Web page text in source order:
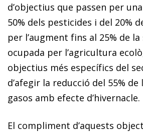
d’objectius que passen per
50% dels pesticides i del 20%
per l’augment fins al 25% de
ocupada per l’agricultura
objectius més específics del
d’afegir la reducció del 55%
gasos amb efecte d’hivernacle.
El compliment d’aquests